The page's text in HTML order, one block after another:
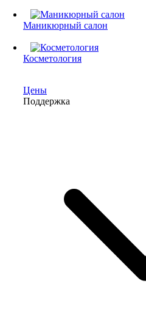
Маникюрный салон
Косметология
Цены
Поддержка